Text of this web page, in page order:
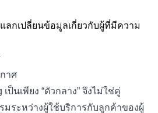
กเปลี่ยนข้อมูลเกี่ยวกับผู้ที่มีความ
าศ
เป็นเพียง “ตัวกลาง” จึงไม่ใช่คู่
ระหว่างผู้ใช้บริการกับลูกค้าของผู้